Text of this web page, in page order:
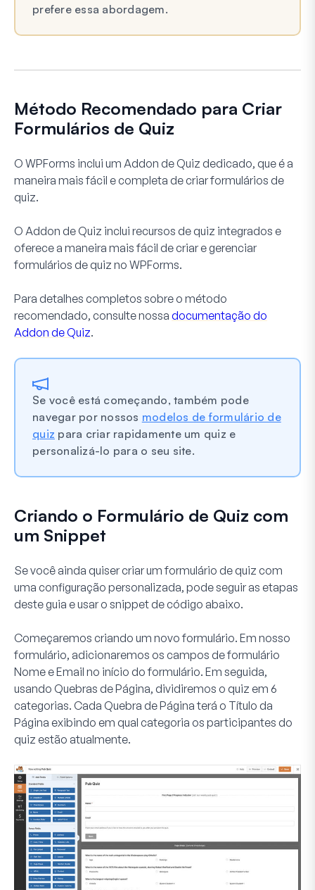
prefere essa abordagem.
Método Recomendado para Criar
Formulários de Quiz
O WPForms inclui um Addon de Quiz dedicado, que é a
maneira mais fácil e completa de criar formulários de
quiz.
O Addon de Quiz inclui recursos de quiz integrados e
oferece a maneira mais fácil de criar e gerenciar
formulários de quiz no WPForms.
Para detalhes completos sobre o método
recomendado, consulte nossa documentação do
Addon de Quiz.
Se você está começando, também pode
navegar por nossos modelos de formulário de
quiz para criar rapidamente um quiz e
personalizá-lo para o seu site.
Criando o Formulário de Quiz com
um Snippet
Se você ainda quiser criar um formulário de quiz com
uma configuração personalizada, pode seguir as etapas
deste guia e usar o snippet de código abaixo.
Começaremos criando um novo formulário. Em nosso
formulário, adicionaremos os campos de formulário
NomeeEmail no início do formulário. Em seguida,
usando Quebras de Página, dividiremos o quiz em 6
categorias. Cada Quebra de Páginaterá o Título da
Página exibindo em qual categoria os participantes do
quiz estão atualmente.